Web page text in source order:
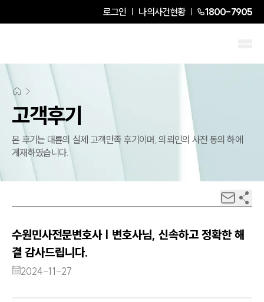
로그인 나의사건현황 1800-7905
고객후기
본 후기는 대륜의 실제 고객만족 후기이며, 의뢰인의 사전 동의 하에
게재하였습니다.
수원민사전문변호사 | 변호사님, 신속하고 정확한 해
결 감사드립니다.
2024-11-27